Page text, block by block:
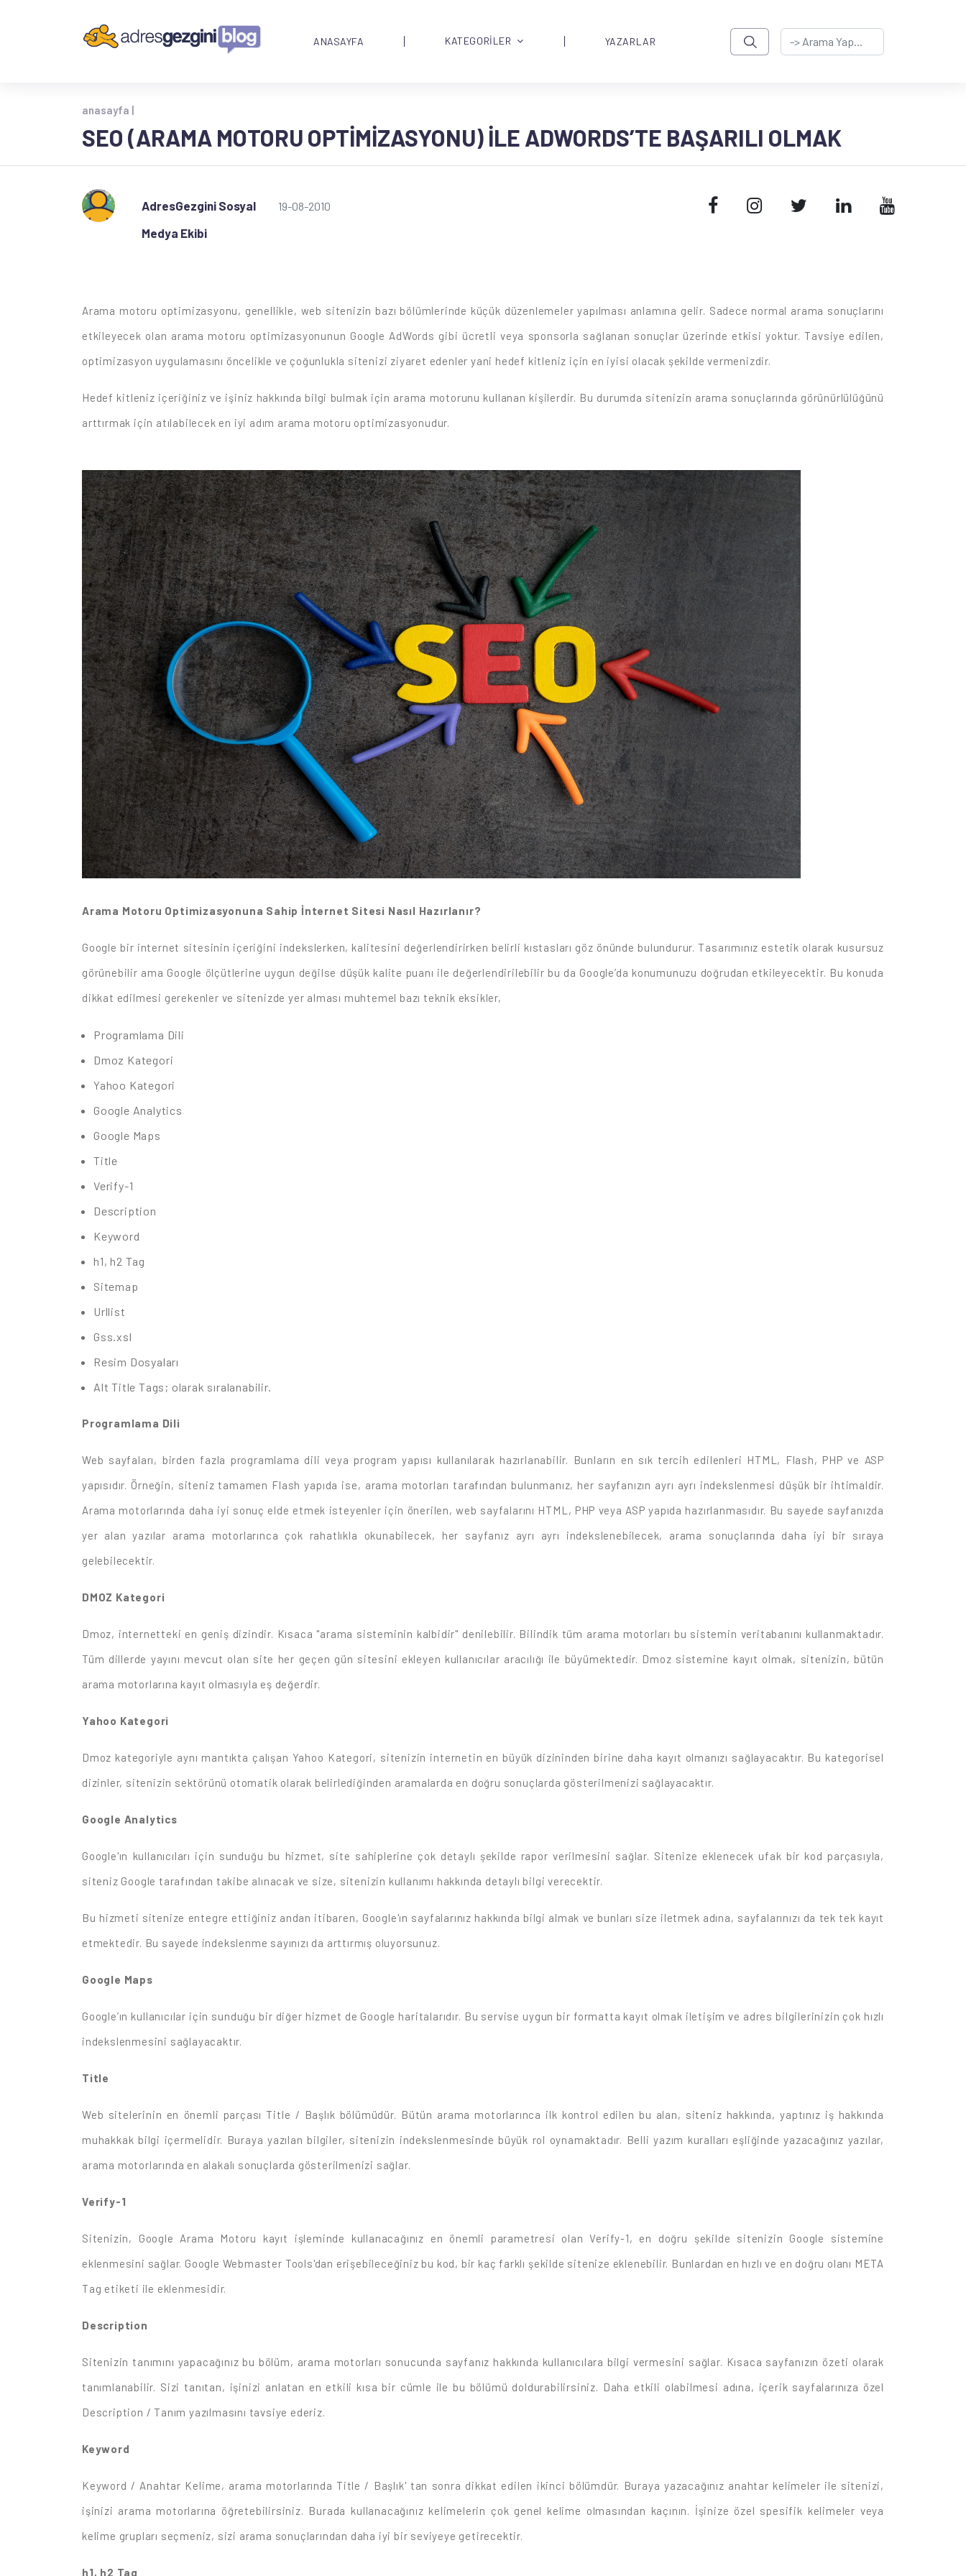
ANASAYFA KATEGORİLER YAZARLAR
anasayfa |
SEO (ARAMA MOTORU OPTIMIZASYONU) İLE ADWORDS’TE BAŞARILI OLMAK
AdresGezgini Sosyal
Medya Ekibi
19-08-2010
Arama motoru optimizasyonu, genellikle, web sitenizin bazı bölümlerinde küçük düzenlemeler yapılması anlamına gelir. Sadece normal arama sonuçlarını
etkileyecek olan arama motoru optimizasyonunun Google AdWords gibi ücretli veya sponsorla sağlanan sonuçlar üzerinde etkisi yoktur. Tavsiye edilen,
optimizasyon uygulamasını öncelikle ve çoğunlukla sitenizi ziyaret edenler yani hedef kitleniz için en iyisi olacak şekilde vermenizdir.
Hedef kitleniz içeriğiniz ve işiniz hakkında bilgi bulmak için arama motorunu kullanan kişilerdir. Bu durumda sitenizin arama sonuçlarında görünürlülüğünü
arttırmak için atılabilecek en iyi adım arama motoru optimizasyonudur.
Arama Motoru Optimizasyonuna Sahip İnternet Sitesi Nasıl Hazırlanır?
Google bir internet sitesinin içeriğini indekslerken, kalitesini değerlendirirken belirli kıstasları göz önünde bulundurur. Tasarımınız estetik olarak kusursuz
görünebilir ama Google ölçütlerine uygun değilse düşük kalite puanı ile değerlendirilebilir bu da Google’da konumunuzu doğrudan etkileyecektir. Bu konuda
dikkat edilmesi gerekenler ve sitenizde yer alması muhtemel bazı teknik eksikler,
Programlama Dili
Dmoz Kategori
Yahoo Kategori
Google Analytics
Google Maps
Title
Verify-1
Description
Keyword
h1, h2 Tag
Sitemap
Urllist
Gss.xsl
Resim Dosyaları
Alt Title Tags; olarak sıralanabilir.
Programlama Dili
Web sayfaları, birden fazla programlama dili veya program yapısı kullanılarak hazırlanabilir. Bunların en sık tercih edilenleri HTML, Flash, PHP ve ASP
yapısıdır. Örneğin, siteniz tamamen Flash yapıda ise, arama motorları tarafından bulunmanız, her sayfanızın ayrı ayrı indekslenmesi düşük bir ihtimaldir.
Arama motorlarında daha iyi sonuç elde etmek isteyenler için önerilen, web sayfalarını HTML, PHP veya ASP yapıda hazırlanmasıdır. Bu sayede sayfanızda
yer alan yazılar arama motorlarınca çok rahatlıkla okunabilecek, her sayfanız ayrı ayrı indekslenebilecek, arama sonuçlarında daha iyi bir sıraya
gelebilecektir.
DMOZ Kategori
Dmoz, internetteki en geniş dizindir. Kısaca "arama sisteminin kalbidir" denilebilir. Bilindik tüm arama motorları bu sistemin veritabanını kullanmaktadır.
Tüm dillerde yayını mevcut olan site her geçen gün sitesini ekleyen kullanıcılar aracılığı ile büyümektedir. Dmoz sistemine kayıt olmak, sitenizin, bütün
arama motorlarına kayıt olmasıyla eş değerdir.
Yahoo Kategori
Dmoz kategoriyle aynı mantıkta çalışan Yahoo Kategori, sitenizin internetin en büyük dizininden birine daha kayıt olmanızı sağlayacaktır. Bu kategorisel
dizinler, sitenizin sektörünü otomatik olarak belirlediğinden aramalarda en doğru sonuçlarda gösterilmenizi sağlayacaktır.
Google Analytics
Google'ın kullanıcıları için sunduğu bu hizmet, site sahiplerine çok detaylı şekilde rapor verilmesini sağlar. Sitenize eklenecek ufak bir kod parçasıyla,
siteniz Google tarafından takibe alınacak ve size, sitenizin kullanımı hakkında detaylı bilgi verecektir.
Bu hizmeti sitenize entegre ettiğiniz andan itibaren, Google'ın sayfalarınız hakkında bilgi almak ve bunları size iletmek adına, sayfalarınızı da tek tek kayıt
etmektedir. Bu sayede indekslenme sayınızı da arttırmış oluyorsunuz.
Google Maps
Google’ın kullanıcılar için sunduğu bir diğer hizmet de Google haritalarıdır. Bu servise uygun bir formatta kayıt olmak iletişim ve adres bilgilerinizin çok hızlı
indekslenmesini sağlayacaktır.
Title
Web sitelerinin en önemli parçası Title / Başlık bölümüdür. Bütün arama motorlarınca ilk kontrol edilen bu alan, siteniz hakkında, yaptınız iş hakkında
muhakkak bilgi içermelidir. Buraya yazılan bilgiler, sitenizin indekslenmesinde büyük rol oynamaktadır. Belli yazım kuralları eşliğinde yazacağınız yazılar,
arama motorlarında en alakalı sonuçlarda gösterilmenizi sağlar.
Verify-1
Sitenizin, Google Arama Motoru kayıt işleminde kullanacağınız en önemli parametresi olan Verify-1, en doğru şekilde sitenizin Google sistemine
eklenmesini sağlar. Google Webmaster Tools'dan erişebileceğiniz bu kod, bir kaç farklı şekilde sitenize eklenebilir. Bunlardan en hızlı ve en doğru olanı META
Tag etiketi ile eklenmesidir.
Description
Sitenizin tanımını yapacağınız bu bölüm, arama motorları sonucunda sayfanız hakkında kullanıcılara bilgi vermesini sağlar. Kısaca sayfanızın özeti olarak
tanımlanabilir. Sizi tanıtan, işinizi anlatan en etkili kısa bir cümle ile bu bölümü doldurabilirsiniz. Daha etkili olabilmesi adına, içerik sayfalarınıza özel
Description / Tanım yazılmasını tavsiye ederiz.
Keyword
Keyword / Anahtar Kelime, arama motorlarında Title / Başlık' tan sonra dikkat edilen ikinci bölümdür. Buraya yazacağınız anahtar kelimeler ile sitenizi,
işinizi arama motorlarına öğretebilirsiniz. Burada kullanacağınız kelimelerin çok genel kelime olmasından kaçının. İşinize özel spesifik kelimeler veya
kelime grupları seçmeniz, sizi arama sonuçlarından daha iyi bir seviyeye getirecektir.
h1, h2 Tag